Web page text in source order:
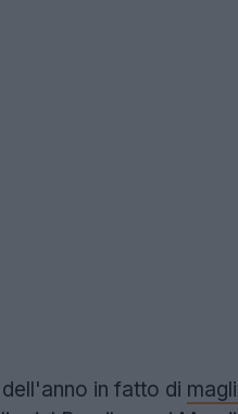
in fatto di